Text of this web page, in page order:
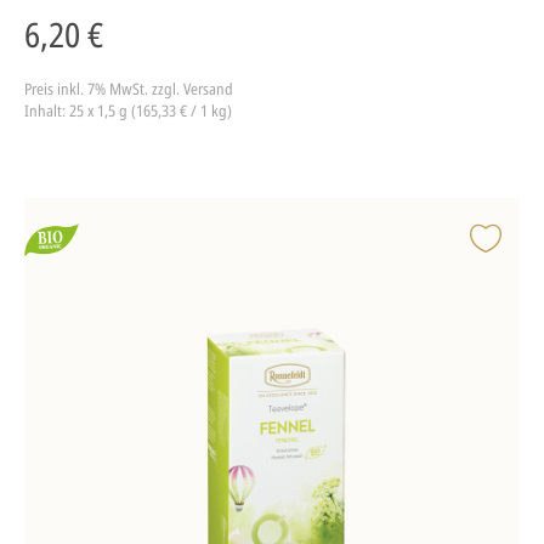
6,20 €
Preis inkl. 7% MwSt. zzgl. Versand
Inhalt: 25 x 1,5 g (165,33 € / 1 kg)